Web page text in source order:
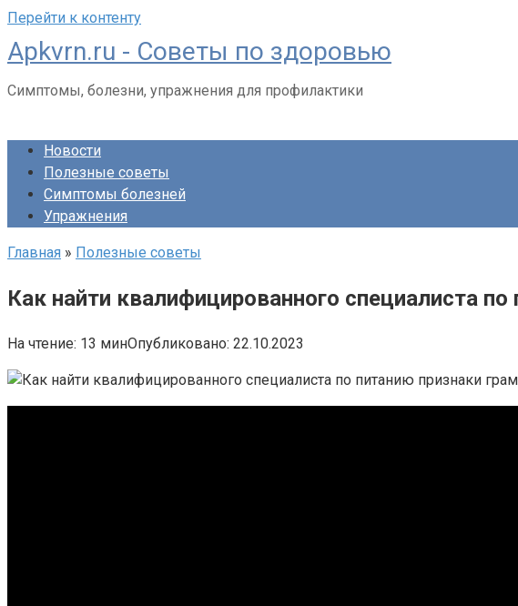
Перейти к контенту
Apkvrn.ru - Советы по здоровью
Симптомы, болезни, упражнения для профилактики
Новости
Полезные советы
Симптомы болезней
Упражнения
Главная » Полезные советы
Как найти квалифицированного специалиста
На чтение: 13 минОпубликовано: 22.10.2023